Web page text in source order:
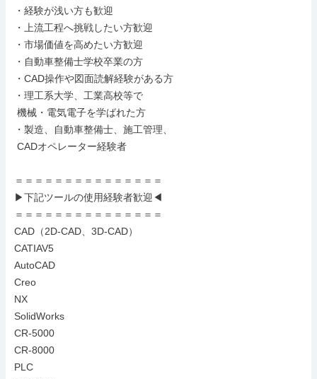
・経験が浅い方も歓迎
・上流工程へ挑戦したい方歓迎
・市場価値を高めたい方歓迎
・自動車整備士学校卒業の方
・CAD操作や図面読解経験がある方
・理工系大学、工業高校等で
・製造、自動車整備士、施工管理、
＝＝＝＝＝＝＝＝＝＝＝＝＝＝＝
▶下記ツールの使用経験者歓迎◀
＝＝＝＝＝＝＝＝＝＝＝＝＝＝＝
CAD（2D-CAD、3D-CAD）
CATIAV5
AutoCAD
Creo
NX
SolidWorks
CR-5000
CR-8000
PLC